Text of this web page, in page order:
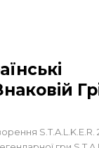
S.T.A.L.K.E.R.